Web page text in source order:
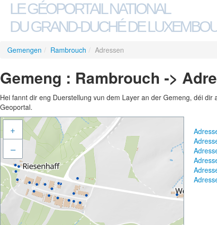
LE GÉOPORTAIL NATIONAL
DU GRAND-DUCHÉ DE
Gemengen / Rambrouch / Adressen
Gemeng : Rambrouch ->
Hei fannt dir eng Duerstellung vun dem Layer an der Gemeng, déi
Geoportal.
+
–